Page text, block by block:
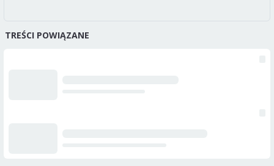
TREŚCI POWIĄZANE